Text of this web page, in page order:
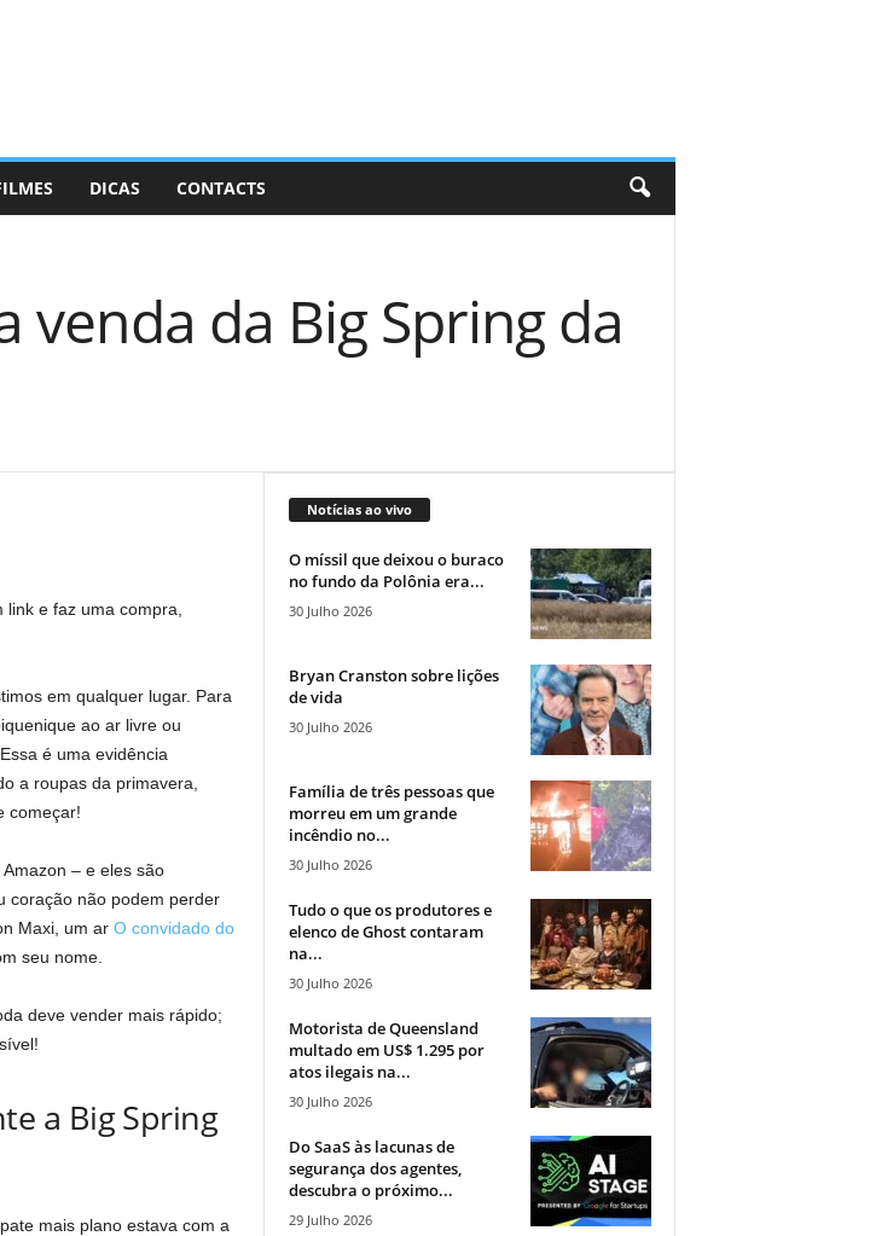
DICAS CONTACTS
venda da Big Spring da
e faz uma compra,
em qualquer lugar. Para
ao ar livre ou
é uma evidência
a roupas da primavera,
começar!
– e eles são
coração não podem perder
Maxi, um ar O convidado do
seu nome.
deve vender mais rápido;
a Big Spring
mais plano estava com a
Notícias ao vivo
O míssil que deixou o buraco
no fundo da Polônia era...
30 Julho 2026
Bryan Cranston sobre lições
de vida
30 Julho 2026
Família de três pessoas que
morreu em um grande
incêndio no...
30 Julho 2026
Tudo o que os produtores e
elenco de Ghost contaram
na...
30 Julho 2026
Motorista de Queensland
multado em US$ 1.295 por
atos ilegais na...
30 Julho 2026
Do SaaS às lacunas de
segurança dos agentes,
descubra o próximo...
29 Julho 2026